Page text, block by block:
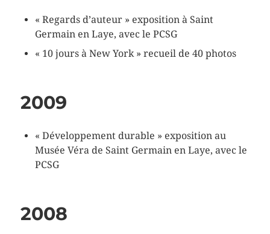
« Regards d’auteur » exposition à Saint
Germain en Laye, avec le PCSG
« 10 jours à New York » recueil de 40 photos
2009
« Développement durable » exposition au
Musée Véra de Saint Germain en Laye, avec le
PCSG
2008